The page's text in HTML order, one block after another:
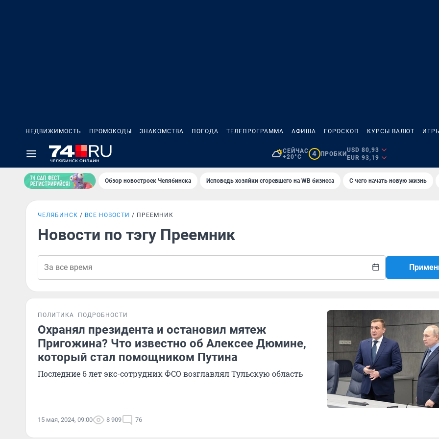
НЕДВИЖИМОСТЬ ПРОМОКОДЫ ЗНАКОМСТВА ПОГОДА ТЕЛЕПРОГРАММА АФИША ГОРОСКОП КУРСЫ ВАЛЮТ
СЕЙЧАС
+20°C
4 ПРОБКИ
USD 80,93
EUR 93,19
Обзор новостроек Челябинска Исповедь хозяйки сгоревшего на WB бизнеса С чего начать новую жизнь
ЧЕЛЯБИНСК ВСЕ НОВОСТИ ПРЕЕМНИК
Новости по тэгу Преемник
ПОЛИТИКА ПОДРОБНОСТИ
Охранял президента и остановил мятеж
Пригожина? Что известно об Алексее Дюмине,
который стал помощником Путина
Последние 6 лет экс-сотрудник ФСО возглавлял Тульскую область
15 мая, 2024, 09:00 8 909 76